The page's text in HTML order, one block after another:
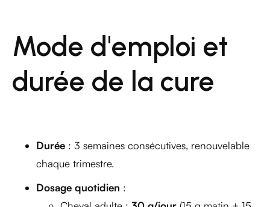
Mode d'emploi et
durée de la cure
Durée : 3 semaines consécutives, renouvelable
chaque trimestre.
Dosage quotidien :